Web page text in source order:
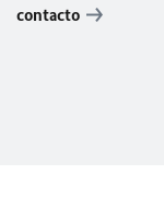
contacto